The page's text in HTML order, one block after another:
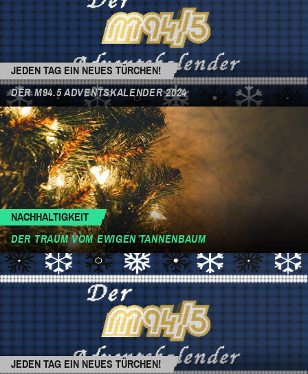
JEDEN TAG EIN NEUES TÜRCHEN!
DER M94.5 ADVENTSKALENDER 2024
NACHHALTIGKEIT
DER TRAUM VOM EWIGEN TANNENBAUM
JEDEN TAG EIN NEUES TÜRCHEN!